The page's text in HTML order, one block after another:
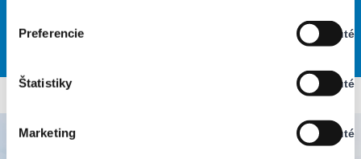
Preferencie
Vypnuté
Stav:
Štatistiky
Vypnuté
Stav:
Marketing
Vypnuté
Stav:
29° 29°